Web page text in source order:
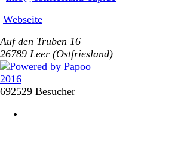
Webseite
Auf den Truben 16
26789 Leer (Ostfriesland)
692529 Besucher